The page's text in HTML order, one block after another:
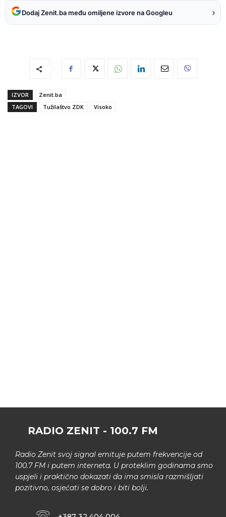
Dodaj Zenit.ba među omiljene izvore na Googleu ›
IZVOR
Zenit.ba
TAGOVI
Tužilaštvo ZDK Visoko
RADIO ZENIT - 100.7 FM
Radio Zenit svoj signal emituje putem frekvencije od
100.7 FM i putem interneta. U proteklim godinama smo
uspjeli i praktično dokazati da ima smisla razmišljati
pozitivno, osjećati se dobro i biti bolji.